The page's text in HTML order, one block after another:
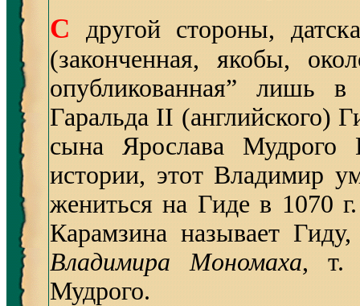
С
другой стороны,
(законченная, якобы,
опубликованная” лишь
Гаральда II (английского)
сына Ярослава Мудрого
истории, этот Владимир
жениться на Гиде в 1070
Карамзина называет
Владимира Мономаха, т.
Мудрого.